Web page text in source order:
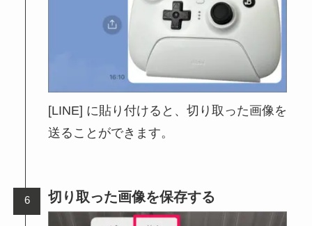
[LINE] に貼り付けると、切り取った画像を
送ることができます。
切り取った画像を保存する